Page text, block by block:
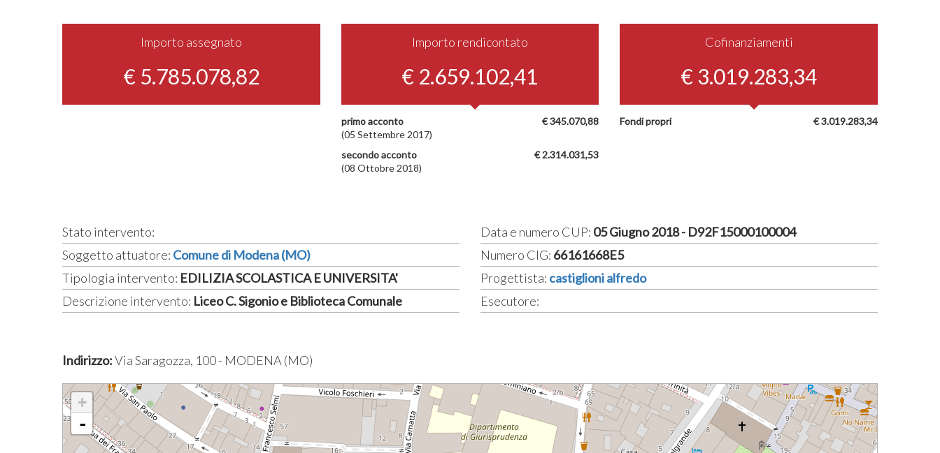
Importo assegnato
€ 5.785.078,82
Importo rendicontato
€ 2.659.102,41
€ 345.070,88
primo acconto
(05 Settembre 2017)
€ 2.314.031,53
secondo acconto
(08 Ottobre 2018)
Cofinanziamenti
€ 3.019.283,34
€ 3.019.283,34
Fondi propri
Stato intervento:
Soggetto attuatore: Comune di Modena (MO)
Tipologia intervento: EDILIZIA SCOLASTICA E UNIVERSITA'
Descrizione intervento: Liceo C. Sigonio e Biblioteca Comunale
Data e numero CUP: 05 Giugno 2018 - D92F15000100004
Numero CIG: 66161668E5
Progettista: castiglioni alfredo
Esecutore:
Indirizzo:Via Saragozza, 100 - MODENA (MO)
+
-